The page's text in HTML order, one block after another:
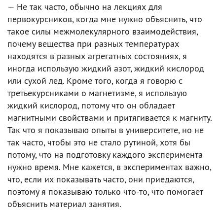
— Не так часто, обычно на лекциях для
первокурсников, когда мне нужно объяснить, что
такое силы межмолекулярного взаимодействия,
почему вещества при разных температурах
находятся в разных агрегатных состояниях, я
иногда использую жидкий азот, жидкий кислород
или сухой лед. Кроме того, когда я говорю с
третьекурсниками о магнетизме, я использую
жидкий кислород, потому что он обладает
магнитными свойствами и притягивается к магниту.
Так что я показываю опыты в университете, но не
так часто, чтобы это не стало рутиной, хотя бы
потому, что на подготовку каждого эксперимента
нужно время. Мне кажется, в экспериментах важно,
что, если их показывать часто, они приедаются,
поэтому я показываю только что-то, что помогает
объяснить материал занятия.